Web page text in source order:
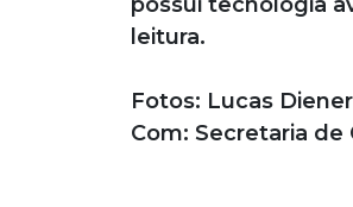
leitura.
Fotos: Lucas
Com: Secretaria de